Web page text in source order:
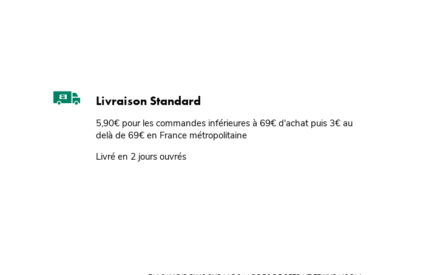
Livraison Standard
5,90€ pour les commandes inférieures à 69€ d'achat puis 3€ au
delà de 69€ en France métropolitaine
Livré en 2 jours ouvrés